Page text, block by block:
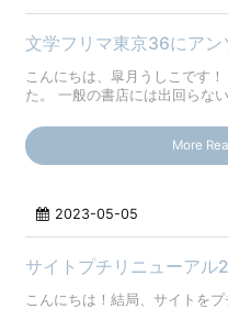
文学フリマ東京36にアン
こんにちは、皐月うしこです
た。 一般の書店には出回らな
More
2023-05-05
サイトプチリニューアル
こんにちは！結局、サイトを